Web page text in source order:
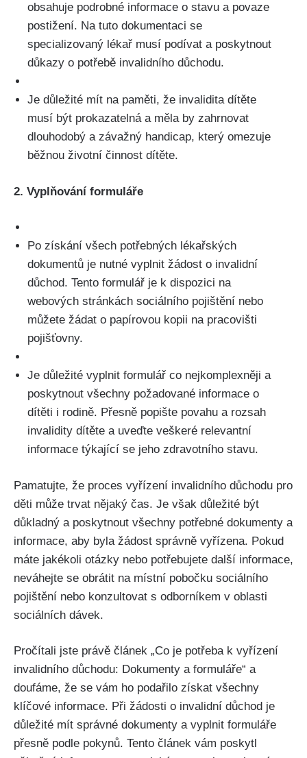
obsahuje podrobné informace o stavu a povaze
postižení. Na tuto dokumentaci se
specializovaný lékař musí podívat a poskytnout
důkazy o potřebě invalidního důchodu.
Je důležité mít na paměti, že invalidita dítěte
musí být prokazatelná a měla by zahrnovat
dlouhodobý a závažný handicap, který omezuje
běžnou životní činnost dítěte.
2. Vyplňování formuláře
Po získání všech potřebných lékařských
dokumentů je nutné vyplnit žádost o invalidní
důchod. Tento formulář je k dispozici na
webových stránkách sociálního pojištění nebo
můžete žádat o papírovou kopii na pracovišti
pojišťovny.
Je důležité vyplnit formulář co nejkomplexněji a
poskytnout všechny požadované informace o
dítěti i rodině. Přesně popište povahu a rozsah
invalidity dítěte a uveďte veškeré relevantní
informace týkající se jeho zdravotního stavu.
Pamatujte, že proces vyřízení invalidního důchodu pro
děti může trvat nějaký čas. Je však důležité být
důkladný a poskytnout všechny potřebné dokumenty a
informace, aby byla žádost správně vyřízena. Pokud
máte jakékoli otázky nebo potřebujete další informace,
neváhejte se obrátit na místní pobočku sociálního
pojištění nebo konzultovat s odborníkem v oblasti
sociálních dávek.
Pročítali jste právě článek „Co je potřeba k vyřízení
invalidního důchodu: Dokumenty a formuláře“ a
doufáme, že se vám ho podařilo získat všechny
klíčové informace. Při žádosti o invalidní důchod je
důležité mít správné dokumenty a vyplnit formuláře
přesně podle pokynů. Tento článek vám poskytl